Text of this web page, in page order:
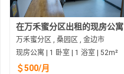
在万禾蜜分区出租的现房公寓
万禾蜜分区 , 桑园区 , 金边市
现房公寓 | 1 卧室 | 1 浴室 | 52m²
＄500/月